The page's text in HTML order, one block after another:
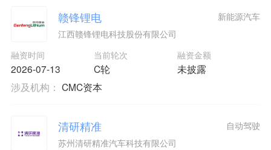
赣锋锂电
江西赣锋锂电科技股份有限公司
融资时间
2026-07-13
当前轮次
C轮
融资金额
未披露
新能源汽车
涉及机构： CMC资本
清研精准
苏州清研精准汽车科技有限公司
自动驾驶